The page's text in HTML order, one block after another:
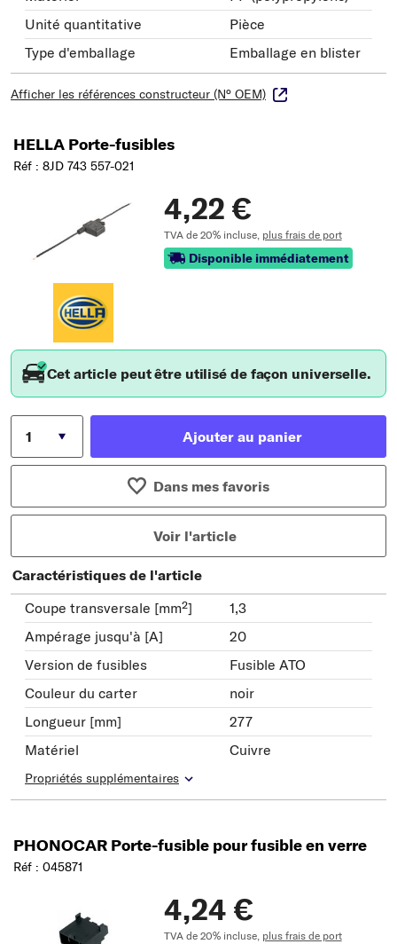
Unité quantitative
Pièce
Type d'emballage
Emballage en blister
Afficher les références constructeur (N° OEM)
HELLA Porte-fusibles
Réf : 8JD 743 557-021
4,22 €
TVA de 20% incluse, plus frais de port
Disponible immédiatement
Cet article peut être utilisé de façon universelle.
Ajouter au panier
Dans mes favoris
Voir l'article
Caractéristiques de l'article
Coupe transversale [mm²]
1,3
Ampérage jusqu'à [A]
20
Version de fusibles
Fusible ATO
Couleur du carter
noir
Longueur [mm]
277
Matériel
Cuivre
Propriétés supplémentaires
PHONOCAR Porte-fusible pour fusible en verre
Réf : 045871
4,24 €
TVA de 20% incluse, plus frais de port